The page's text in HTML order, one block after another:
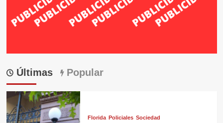
Últimas Popular
Florida Policiales Sociedad